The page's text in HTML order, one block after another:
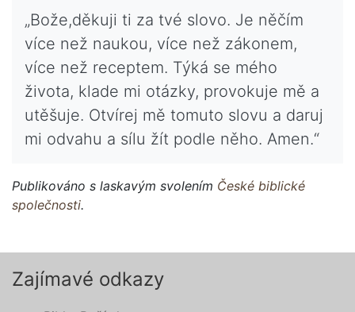
„Bože,děkuji ti za tvé slovo. Je něčím
více než naukou, více než zákonem,
více než receptem. Týká se mého
života, klade mi otázky, provokuje mě a
utěšuje. Otvírej mě tomuto slovu a daruj
mi odvahu a sílu žít podle něho. Amen.“
Publikováno s laskavým svolením České biblické
společnosti.
Zajímavé odkazy